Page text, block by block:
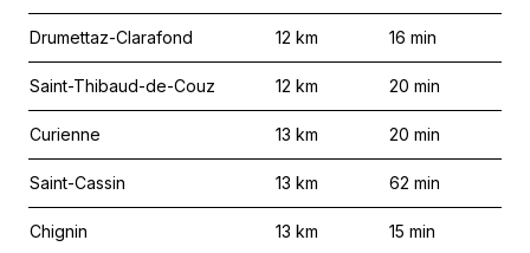
Drumettaz-Clarafond 12 km 16 min
Saint-Thibaud-de-Couz 12 km 20 min
Curienne 13 km 20 min
Saint-Cassin 13 km 62 min
Chignin 13 km 15 min